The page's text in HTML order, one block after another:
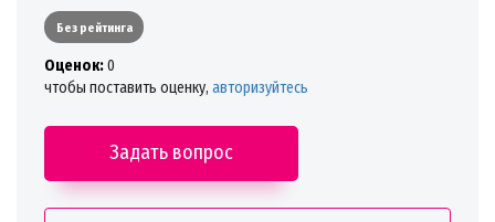
Без рейтинга
Oценок:0
чтобы поставить оценку, авторизуйтесь
Задать вопрос